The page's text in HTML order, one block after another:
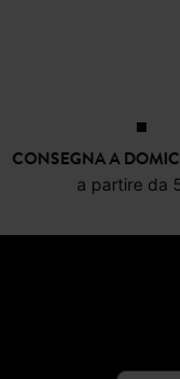
CONSEGNA A
a partire da